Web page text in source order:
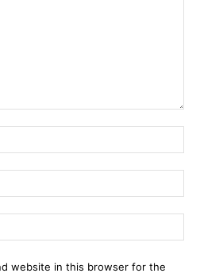
website in this browser for the